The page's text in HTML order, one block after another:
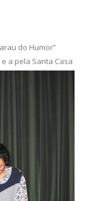
do Humor”
a pela Santa Casa